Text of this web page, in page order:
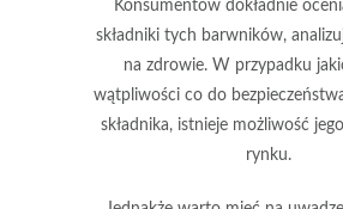
Konsumentówdokładnie
składniki tych barwników,
na zdrowie. W przypadku
wątpliwości co do
składnika, istnieje możliwość
rynku.